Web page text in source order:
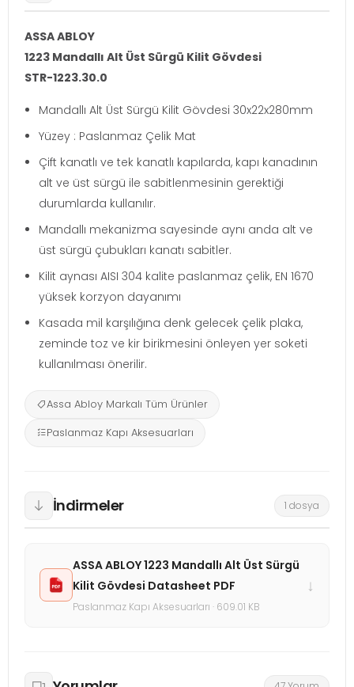
ASSA ABLOY
1223 Mandallı Alt Üst Sürgü Kilit Gövdesi
STR-1223.30.0
Mandallı Alt Üst Sürgü Kilit Gövdesi 30x22x280mm
Yüzey : Paslanmaz Çelik Mat
Çift kanatlı ve tek kanatlı kapılarda, kapı kanadının
alt ve üst sürgü ile sabitlenmesinin gerektiği
durumlarda kullanılır.
Mandallı mekanizma sayesinde aynı anda alt ve
üst sürgü çubukları kanatı sabitler.
Kilit aynası AISI 304 kalite paslanmaz çelik, EN 1670
yüksek korzyon dayanımı
Kasada mil karşılığına denk gelecek çelik plaka,
zeminde toz ve kir birikmesini önleyen yer soketi
kullanılması önerilir.
Assa Abloy Markalı Tüm Ürünler
Paslanmaz Kapı Aksesuarları
İndirmeler 1 dosya
ASSA ABLOY 1223 Mandallı Alt Üst Sürgü
Kilit Gövdesi Datasheet PDF
Paslanmaz Kapı Aksesuarları · 609.01 KB
↓